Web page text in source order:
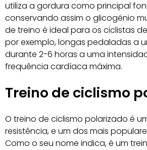
utiliza a gordura como principal
conservando assim o glicogénio
de treino é ideal para os ciclistas
por exemplo, longas pedaladas a
durante 2-6 horas a uma
frequência cardíaca máxima.
Treino de ciclismo
O treino de ciclismo polarizado é
resistência, e um dos mais
Como o seu nome indica, é um